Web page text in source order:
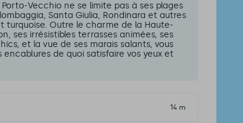
Vecchio ne se limite pas à ses plages
Santa Giulia, Rondinara et autres
turquoise. Outre le charme de la Haute-
ses irrésistibles terrasses animées, ses
et la vue de ses marais salants, vous
encablures de quoi satisfaire vos yeux et
14 m